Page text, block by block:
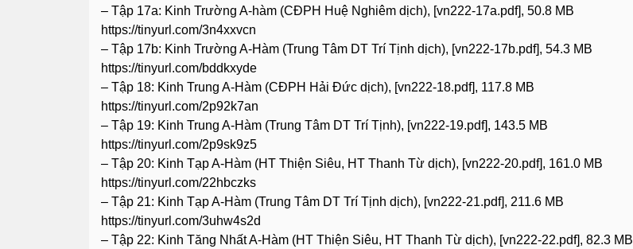
– Tập 17a: Kinh Trường A-hàm (CĐPH Huệ Nghiêm dịch), [vn222-17a.pdf], 50.8 MB
https://tinyurl.com/3n4xxvcn
– Tập 17b: Kinh Trường A-Hàm (Trung Tâm DT Trí Tịnh dịch), [vn222-17b.pdf], 54.3 MB
https://tinyurl.com/bddkxyde
– Tập 18: Kinh Trung A-Hàm (CĐPH Hải Đức dịch), [vn222-18.pdf], 117.8 MB
https://tinyurl.com/2p92k7an
– Tập 19: Kinh Trung A-Hàm (Trung Tâm DT Trí Tịnh), [vn222-19.pdf], 143.5 MB
https://tinyurl.com/2p9sk9z5
– Tập 20: Kinh Tạp A-Hàm (HT Thiện Siêu, HT Thanh Từ dịch), [vn222-20.pdf], 161.0 MB
https://tinyurl.com/22hbczks
– Tập 21: Kinh Tạp A-Hàm (Trung Tâm DT Trí Tịnh dịch), [vn222-21.pdf], 211.6 MB
https://tinyurl.com/3uhw4s2d
– Tập 22: Kinh Tăng Nhất A-Hàm (HT Thiện Siêu, HT Thanh Từ dịch), [vn222-22.pdf], 82.3 MB